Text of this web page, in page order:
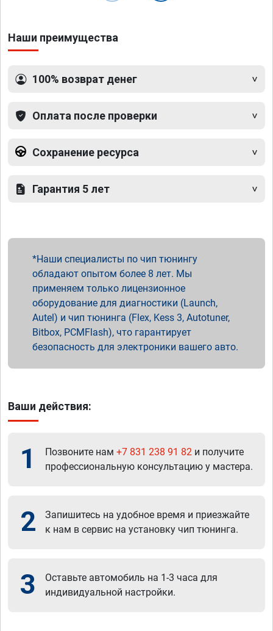
Наши преимущества
100% возврат денег
Оплата после проверки
Сохранение ресурса
Гарантия 5 лет
Наши специалисты по чип тюнингу
обладают опытом более 8 лет. Мы
применяем только лицензионное
оборудование для диагностики (Launch,
Autel) и чип тюнинга (Flex, Kess 3, Autotuner,
Bitbox, PCMFlash), что гарантирует
безопасность для электроники вашего авто.
Ваши действия:
1 Позвоните нам +7 831 238 91 82 и получите
профессиональную консультацию у мастера.
2
Запишитесь на удобное время и приезжайте
к нам в сервис на установку чип тюнинга.
3
Оставьте автомобиль на 1-3 часа для
индивидуальной настройки.